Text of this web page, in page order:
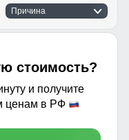
Причина
стоимость?
и получите
ценам в РФ